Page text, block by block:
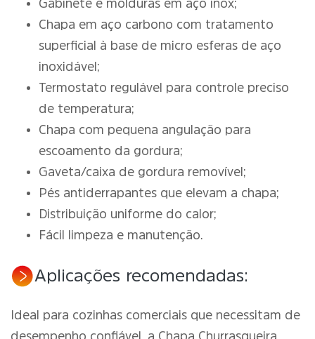
Gabinete e molduras em aço inox;
Chapa em aço carbono com tratamento
superficial à base de micro esferas de aço
inoxidável;
Termostato regulável para controle preciso
de temperatura;
Chapa com pequena angulação para
escoamento da gordura;
Gaveta/caixa de gordura removível;
Pés antiderrapantes que elevam a chapa;
Distribuição uniforme do calor;
Fácil limpeza e manutenção.
Aplicações recomendadas:
Ideal para cozinhas comerciais que necessitam de
desempenho confiável, a Chapa Churrasqueira